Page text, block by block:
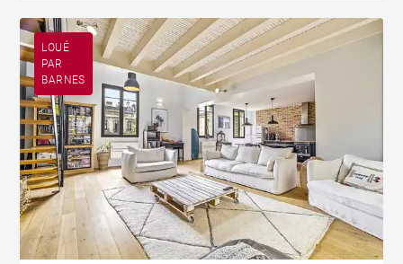
LOUÉ
PAR
BARNES